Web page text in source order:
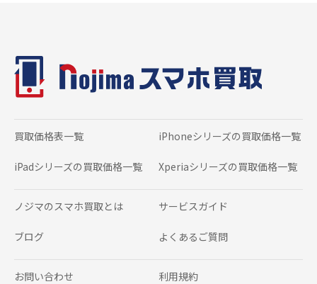
買取価格表一覧 iPhoneシリーズの 買取価格一覧
iPadシリーズの 買取価格一覧 Xperiaシリーズの 買取価格一覧
ノジマのスマホ買取とは サービスガイド
ブログ よくあるご質問
お問い合わせ 利用規約